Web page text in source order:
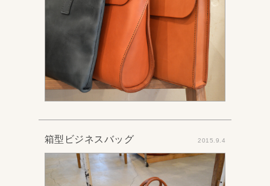
箱型ビジネスバッグ 2015.9.4